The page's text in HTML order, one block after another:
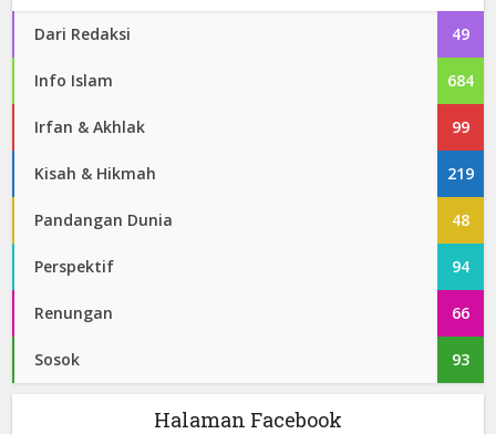
Dari Redaksi 49
Info Islam 684
Irfan & Akhlak 99
Kisah & Hikmah 219
Pandangan Dunia 48
Perspektif 94
Renungan 66
Sosok 93
Halaman Facebook